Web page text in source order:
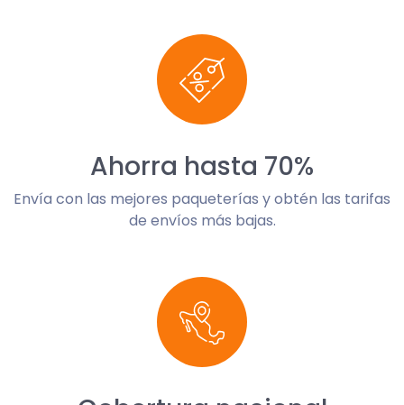
Ahorra hasta 70%
Envía con las mejores paqueterías y obtén las tarifas
de envíos más bajas.